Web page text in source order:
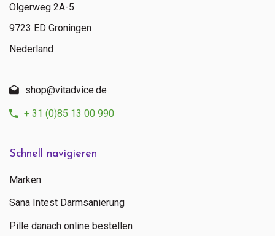
Schnell navigieren
Marken
Sana Intest Darmsanierung
Pille danach online bestellen
Olgerweg 2A-5
9723 ED Groningen
Nederland
shop@vitadvice.de
+ 31 (0)85 13 00 990